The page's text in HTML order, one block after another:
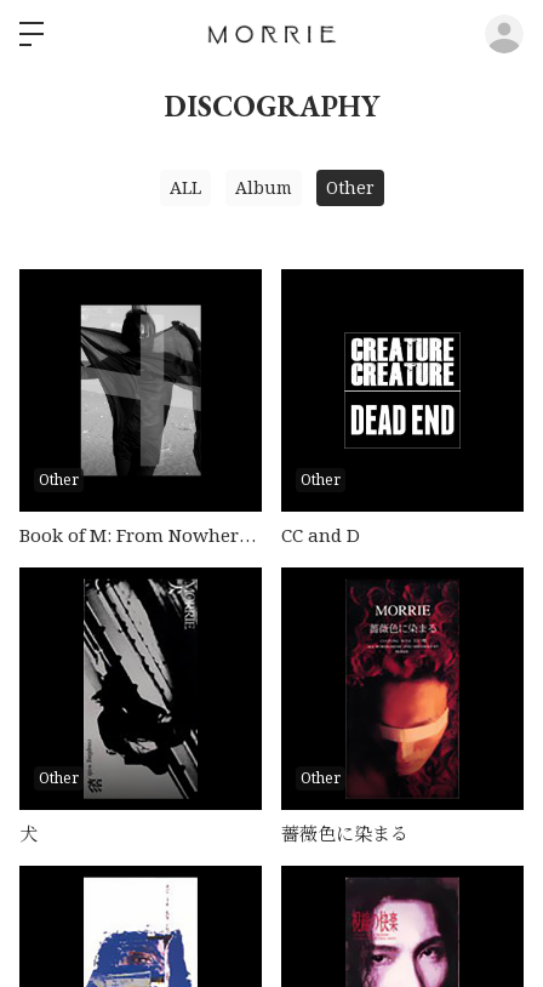
DISCOGRAPHY
ALL Album Other
Other
Book of M: From Nowhere To Nowhere
Other
CC and D
Other
犬
Other
薔薇色に染まる